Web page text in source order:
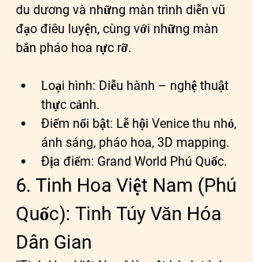
du dương và những màn trình diễn vũ
đạo điêu luyện, cùng với những màn
bắn pháo hoa rực rỡ.
Loại hình: Diễu hành – nghệ thuật
thực cảnh.
Điểm nổi bật: Lễ hội Venice thu nhỏ,
ánh sáng, pháo hoa, 3D mapping.
Địa điểm: Grand World Phú Quốc.
6. Tinh Hoa Việt Nam (Phú
Quốc): Tinh Túy Văn Hóa
Dân Gian